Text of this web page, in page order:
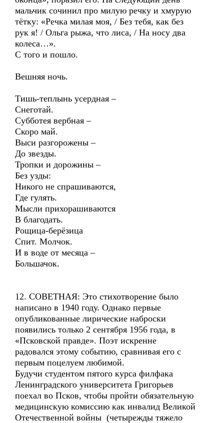
мальчик сочинил про милую речку и хмурую
тётку: «Речка милая моя, / Без тебя, как без
рук я! / Ольга рыжа, что лиса, / На носу два
колеса…».
С того и пошло.
Вешняя ночь.
Тишь-теплынь усердная –
Снеготай.
Субботея вербная –
Скоро май.
Выси разгорожены –
До звезды.
Тропки и дорожины –
Без узды:
Никого не спрашиваются,
Где гулять.
Мысли прихорашиваются
В благодать.
Рощица-берёзица
Спит. Молчок.
И в воде от месяца –
Большачок.
12. СОВЕТНАЯ: Это стихотворение было
написано в 1940 году. Однако первые
опубликованные лирические наброски
появились только 2 сентября 1956 года, в
«Псковской правде». Поэт искренне
радовался этому событию, сравнивая его с
первым поцелуем любимой.
Будучи студентом пятого курса филфака
Ленинградского университета Григорьев
поехал во Псков, чтобы пройти обязательную
медицинскую комиссию как инвалид Великой
Отечественной войны (четырежды тяжело